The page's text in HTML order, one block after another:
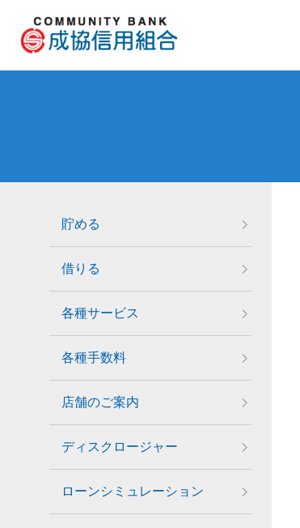
貯める
借りる
各種サービス
各種手数料
店舗のご案内
ディスクロージャー
ローンシミュレーション